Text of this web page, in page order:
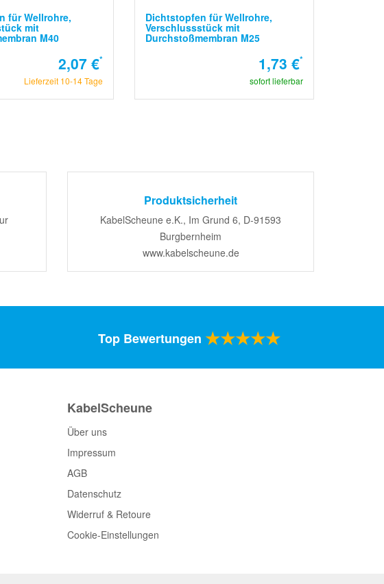
für Wellrohre,
mit
M40
2,07 €*
Lieferzeit 10-14 Tage
Dichtstopfen für Wellrohre,
Verschlussstück mit
Durchstoßmembran M25
1,73 €*
sofort lieferbar
Produktsicherheit
KabelScheune e.K., Im Grund 6, D-91593
Burgbernheim
www.kabelscheune.de
Top Bewertungen ★★★★★
KabelScheune
Über uns
Impressum
AGB
Datenschutz
Widerruf & Retoure
Cookie-Einstellungen